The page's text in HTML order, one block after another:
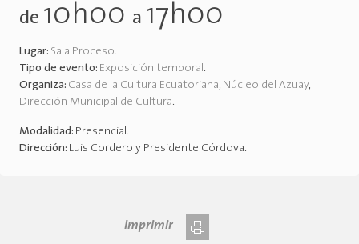
de 10h00 a 17h00
Lugar: Sala Proceso.
Tipo de evento: Exposición temporal.
Organiza: Casa de la Cultura Ecuatoriana, Núcleo del Azuay,
Dirección Municipal de Cultura.
Modalidad: Presencial.
Dirección: Luis Cordero y Presidente Córdova.
Imprimir